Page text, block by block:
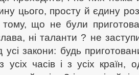
цього, просту й єдину
що не були
ні таланти ? не
усі закони: будь
часів і з усіх країн,